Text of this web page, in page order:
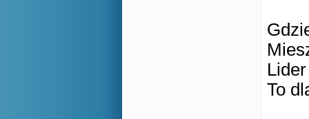
To